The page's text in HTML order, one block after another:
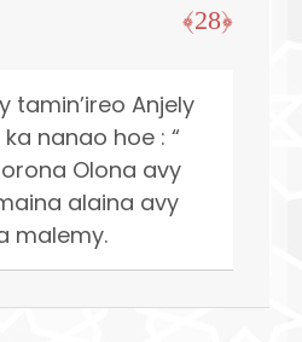
﴿28﴾
tamin’ireo Anjely
nanao hoe : “
Olona avy
alaina avy
malemy.